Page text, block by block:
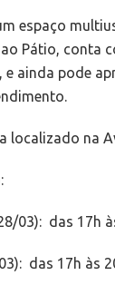
espaço
ao Pátio, conta
e ainda pode
localizado na
03): das 17h
das 17h às